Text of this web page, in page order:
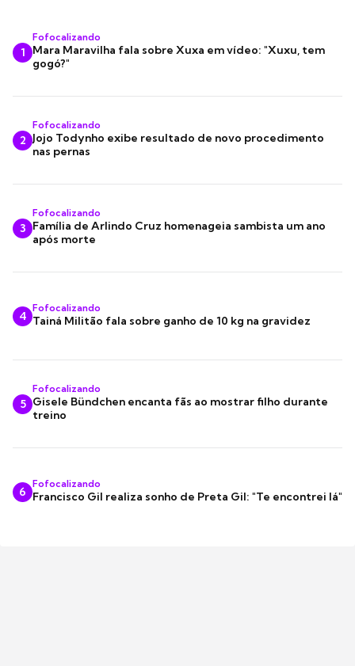
1
Fofocalizando
Mara Maravilha fala sobre Xuxa em vídeo: "Xuxu, tem
gogó?"
2
Fofocalizando
Jojo Todynho exibe resultado de novo procedimento
nas pernas
3
Fofocalizando
Família de Arlindo Cruz homenageia sambista um ano
após morte
4
Fofocalizando
Tainá Militão fala sobre ganho de 10 kg na gravidez
5
Fofocalizando
Gisele Bündchen encanta fãs ao mostrar filho durante
treino
6
Fofocalizando
Francisco Gil realiza sonho de Preta Gil: "Te encontrei lá"